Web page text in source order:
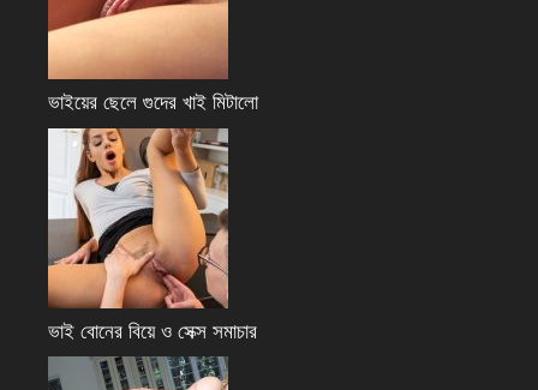
ভাইয়ের ছেলে গুদের খাই মিটালো
ভাই বোনের বিয়ে ও সেক্স সমাচার